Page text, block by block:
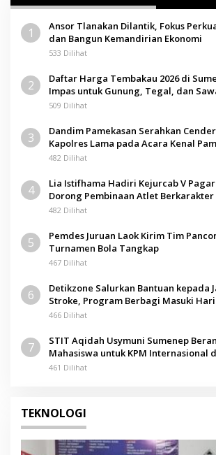
1
Ansor Tlanakan Dilantik, Fokus
dan Bangun Kemandirian Ekonomi
533 Dilihat
2
Daftar Harga Tembakau 2026 di
Impas untuk Gunung, Tegal, dan
509 Dilihat
3
Dandim Pamekasan Serahkan
Kapolres Lama pada Acara Kenal
482 Dilihat
4
Lia Istifhama Hadiri Kejurcab V
Dorong Pembinaan Atlet Berkarakter
482 Dilihat
5
Pemdes Juruan Laok Kirim Tim
Turnamen Bola Tangkap
467 Dilihat
6
Detikzone Salurkan Bantuan kepada
Stroke, Program Berbagi Masuki Hari
466 Dilihat
7
STIT Aqidah Usymuni Sumenep
Mahasiswa untuk KPM Internasional
461 Dilihat
TEKNOLOGI